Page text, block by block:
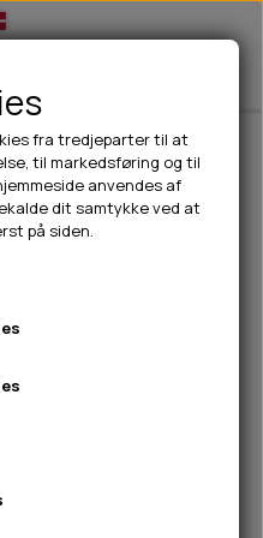
& SNACKS
POTER & NÆSE
SALES
til hunde Paikka Visibility
fra tredjeparter til at
til markedsføring og til
anvendes af
dit samtykke ved at
på siden.